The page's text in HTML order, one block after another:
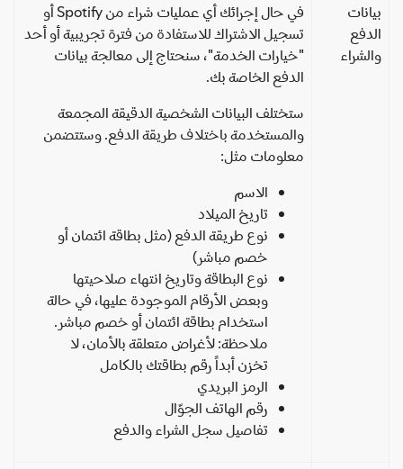
في حال إجرائك أي عمليات شراء من Spotify أو
تسجيل الاشتراك للاستفادة من فترة تجريبية أو أحد
"خيارات الخدمة"، سنحتاج إلى معالجة بيانات
الدفع الخاصة بك.
ستختلف البيانات الشخصية الدقيقة المجمعة
والمستخدمة باختلاف طريقة الدفع. وستتضمن
معلومات مثل:
الاسم
تاريخ الميلاد
نوع طريقة الدفع (مثل بطاقة ائتمان أو
خصم مباشر)
نوع البطاقة وتاريخ انتهاء صلاحيتها
وبعض الأرقام الموجودة عليها، في حالة
استخدام بطاقة ائتمان أو خصم مباشر.
ملاحظة: لأغراض متعلقة بالأمان، لا
تخزن أبداً رقم بطاقتك بالكامل
الرمز البريدي
رقم الهاتف الجوّال
تفاصيل سجل الشراء والدفع